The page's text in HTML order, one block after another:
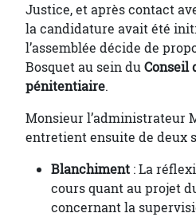
Justice, et après contact
la candidature avait été
l’assemblée décide de
Bosquet au sein duConseil
pénitentiaire.
Monsieur l’administrateur
entretient ensuite de deux
Blanchiment : La
cours quant au projet
concernant la